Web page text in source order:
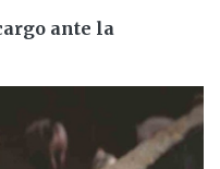
ante la